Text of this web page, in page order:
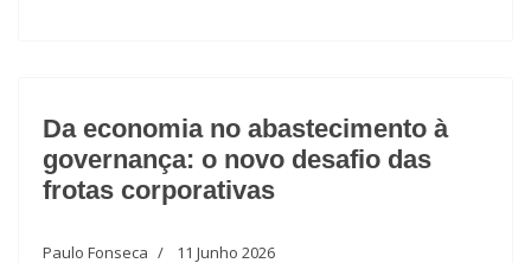
Da economia no abastecimento à
governança: o novo desafio das
frotas corporativas
Paulo Fonseca 11 Junho 2026